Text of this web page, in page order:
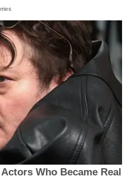
Who Became Real